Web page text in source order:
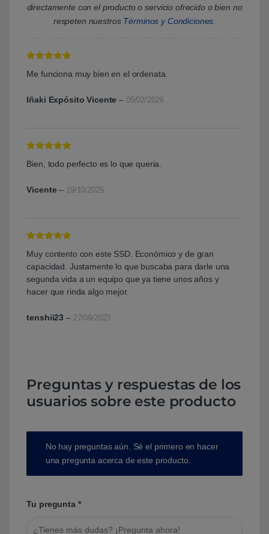
directamente con el producto o servicio ofrecido o bien no
respeten nuestros Términos y Condiciones.
5de 5
Me funciona muy bien en el ordenata.
Iñaki Expósito Vicente – 05/02/2026
5de 5
Bien, todo perfecto es lo que queria.
Vicente– 19/10/2025
5de 5
Muy contento con este SSD. Económico y de gran
capacidad. Justamente lo que buscaba para darle una
segunda vida a un equipo que ya tiene unos años y
hacer que rinda algo mejor.
tenshii23 – 27/09/2023
Preguntas y respuestas de los
usuarios sobre este producto
No hay preguntas aún. Sé el primero en hacer
una pregunta acerca de este producto.
Tu pregunta *